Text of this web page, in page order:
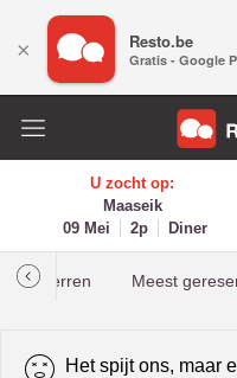
U zocht op:
Maaseik
09 Mei
2p Diner
Meest
Het spijt ons, maar
× Resto.be
Gratis - Google